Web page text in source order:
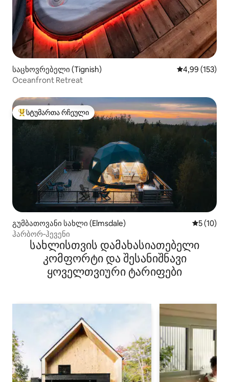
საცხოვრებელი (Tignish) საშუალო
4,99 (153)
Oceanfront Retreat
სტუმართა რჩეული მოწინავე ვარიანტი
სტუმართა რჩეული
გუმბათოვანი სახლი (Elmsdale) საშუალო
5 (10)
ჰარბორ‑ჰევენი
სახლისთვის დამახასიათებელი
კომფორტი და შესანიშნავი
ყოველთვიური ტარიფები